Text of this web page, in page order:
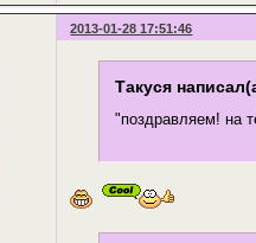
2013-01-28 17:51:46
Такуся
"поздравляем! на